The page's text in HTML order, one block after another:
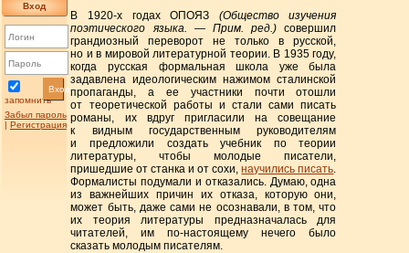
Вход
запомнить
Вход
Забыл пароль
| Регистрация
В 1920-х годах ОПОЯЗ (Общество изучения
поэтического языка. — Прим. ред.) совершил
грандиозный переворот не только в русской,
но и в мировой литературной теории. В 1935 году,
когда русская формальная школа уже была
задавлена идеологическим нажимом сталинской
пропаганды, а ее участники почти отошли
от теоретической работы и стали сами писать
романы, их вдруг пригласили на совещание
к видным государственным руководителям
и предложили создать учебник по теории
литературы, чтобы молодые писатели,
пришедшие от станка и от сохи,научились писать.
Формалисты подумали и отказались. Думаю, одна
из важнейших причин их отказа, которую они,
может быть, даже сами не осознавали, в том, что
их теория литературы предназначалась для
читателей, им по-настоящему нечего было
сказать молодым писателям.